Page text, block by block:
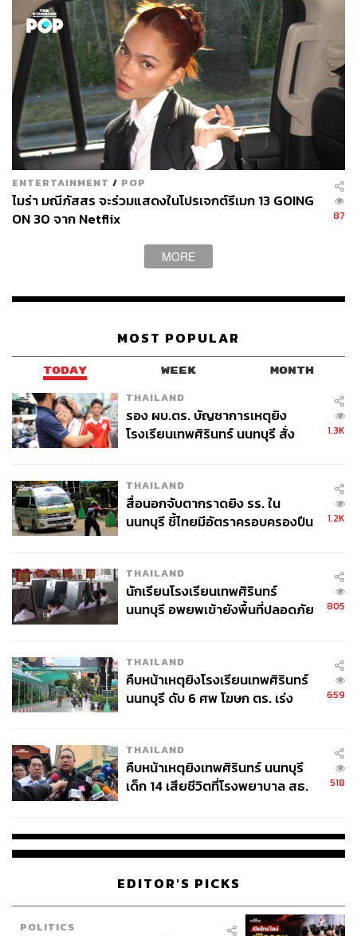
ENTERTAINMENT / POP
ไมร่า มณีภัสสร จะร่วมแสดงในโปรเจกต์รีเมก 13 GOING
ON 30 จาก Netflix
87
MORE
MOST POPULAR
TODAY WEEK MONTH
THAILAND
รอง ผบ.ตร. บัญชาการเหตุยิง
โรงเรียนเทพศิรินทร์ นนทบุรี สั่ง
1.3K
THAILAND
สื่อนอกจับตากราดยิง รร. ใน
นนทบุรี ชี้ไทยมีอัตราครอบครองปืน
1.2K
THAILAND
นักเรียนโรงเรียนเทพศิรินทร์
นนทบุรี อพยพเข้ายังพื้นที่ปลอดภัย
805
THAILAND
คืบหน้าเหตุยิงโรงเรียนเทพศิรินทร์
นนทบุรี ดับ 6 ศพ โฆษก ตร. เร่ง
659
THAILAND
คืบหน้าเหตุยิงเทพศิรินทร์ นนทบุรี
เด็ก 14 เสียชีวิตที่โรงพยาบาล สธ.
518
EDITOR'S PICKS
POLITICS